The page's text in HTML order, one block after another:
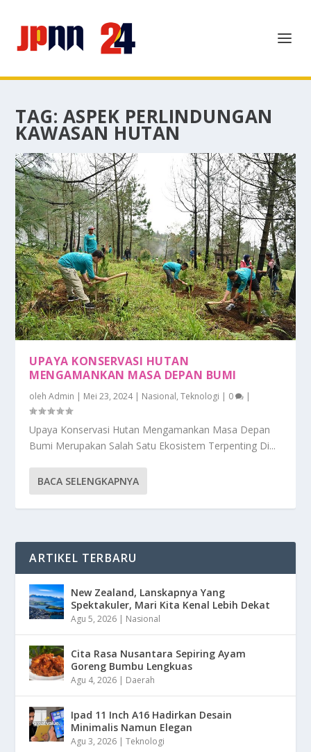
TAG: ASPEK PERLINDUNGAN
KAWASAN HUTAN
UPAYA KONSERVASI HUTAN
MENGAMANKAN MASA DEPAN BUMI
olehAdmin | Mei 23, 2024| Nasional,Teknologi | 0 |
Upaya Konservasi Hutan Mengamankan Masa Depan
Bumi Merupakan Salah Satu Ekosistem Terpenting Di...
BACA SELENGKAPNYA
ARTIKEL TERBARU
New Zealand, Lanskapnya Yang
Spektakuler, Mari Kita Kenal Lebih Dekat
Agu 5, 2026 | Nasional
Cita Rasa Nusantara Sepiring Ayam
Goreng Bumbu Lengkuas
Agu 4, 2026 | Daerah
Ipad 11 Inch A16 Hadirkan Desain
Minimalis Namun Elegan
Agu 3, 2026 |Teknologi